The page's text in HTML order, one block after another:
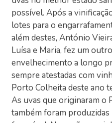
possível. Após a
lotes para o
além destes, António
Luísa e Maria, fez um
envelhecimento a longo
sempre atestadas com
Porto Colheita deste ano
As uvas que originaram o
também foram